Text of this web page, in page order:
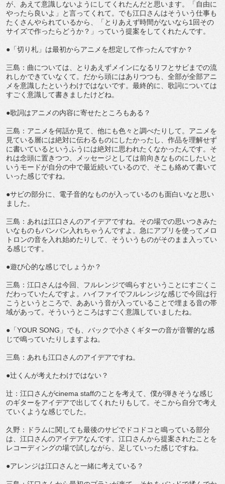
が、あえて意識しないようにしてくれたんだと思います。「自由に
やったら良いよ」と言ってくれて。でも江口さんはそういう仕事も
たくさんやられているから、「とりあえず時間がないなら1回その
サイズで作ったらどうか？」っていう提案をしてくれたんです。
●「切り札」は最初からアニメを想定して作ったんですか？
三島：曲については、とりあえずメインになるリフとサビまでの流
れしかできていなくて。だから頭にはありつつも、全部が全部アニ
メを意識したというわけではないです。最終的に、歌詞については
すごく意識して書きましたけどね。
●歌詞はアニメの内容に寄せたところもある？
三島：アニメを何話か見て、他にも色々と調べたりして。アニメを
見ている層には絶対に伝わるものにしたかったし、作品を理解せず
に書いているというふうには絶対に思われたくなかったんです。そ
れは念頭に置きつつ、メッセージとしては前向きなものにしたいと
いうモードが自分の中で最近続いているので、そこも絡めて書いて
いった感じですね。
●サビの部分に、電子音的なものが入っているのも面白いなと思い
ました。
三島：あれは江口さんのアイデアですね。その場での思いつきみた
いなものもバンバン入れちゃうんですよ。急にアプリを使ってメロ
トロンの音を入れ始めたりして、そういうものがそのまま入ってい
る感じです。
●遊び心的な感じでしょうか？
三島：江口さんは今回、フルレンジで鳴らすということにすごくこ
だわっていたんですよ。ハイファイでフルレンジな感じで今回は行
こうというところで、ああいう音が入っていることで埋まる音の帯
域があって。そういうところはすごく意識していましたね。
●「YOUR SONG」でも、バックで小さくギターの音が音響的な感
じで鳴っていたりしますよね。
三島：あれも江口さんのアイデアですね。
●辻くんが考えたわけではない？
辻：江口さんがcinema staffのことを考えて、僕が弾きそうな感じ
のギターをアイデアで出してくれたりもして。そこから自分で考え
ていくような感じでした。
久野：ドラムに関しても最後のサビでドコドコと鳴っている部分
は、江口さんのアイデアなんです。江口さんから提案されたことを
レコーディングの場で試しながら、足していった感じですね。
●アレンジは江口さんと一緒に考えている？